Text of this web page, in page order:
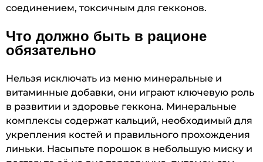
соединением, токсичным для гекконов.
Что должно быть в рационе
обязательно
Нельзя исключать из меню минеральные и
витаминные добавки, они играют ключевую роль
в развитии и здоровье геккона. Минеральные
комплексы содержат кальций, необходимый для
укрепления костей и правильного прохождения
линьки. Насыпьте порошок в небольшую миску и